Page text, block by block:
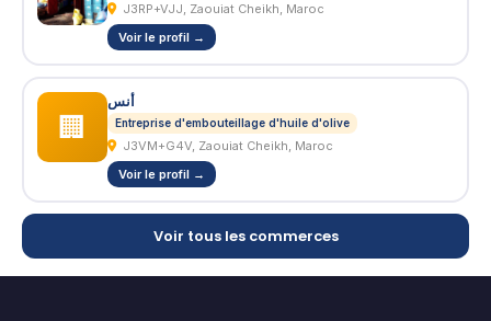
J3RP+VJJ, Zaouiat Cheikh, Maroc
Voir le profil →
🏢
أنس
Entreprise d'embouteillage d'huile d'olive
J3VM+G4V, Zaouiat Cheikh, Maroc
Voir le profil →
Voir tous les commerces